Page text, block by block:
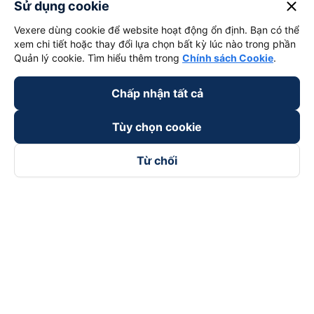
Sử dụng cookie close
Vexere dùng cookie để website hoạt động ổn định. Bạn có thể
xem chi tiết hoặc thay đổi lựa chọn bất kỳ lúc nào trong phần
Quản lý cookie. Tìm hiểu thêm trong Chính sách Cookie.
Chấp nhận tất cả
Tùy chọn cookie
Từ chối